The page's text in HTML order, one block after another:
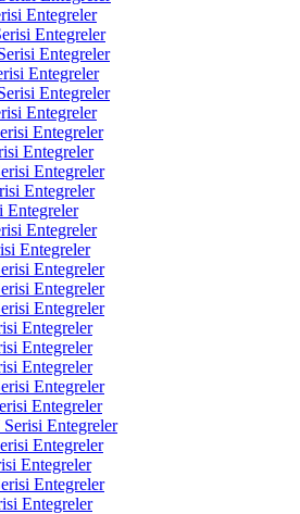
Entegreler
Entegreler
Entegreler
Entegreler
Entegreler
Entegreler
Entegreler
Entegreler
Entegreler
Entegreler
Entegreler
Entegreler
Entegreler
Entegreler
Entegreler
Entegreler
Entegreler
Entegreler
Entegreler
Entegreler
Entegreler
Entegreler
Entegreler
Entegreler
Entegreler
Entegreler